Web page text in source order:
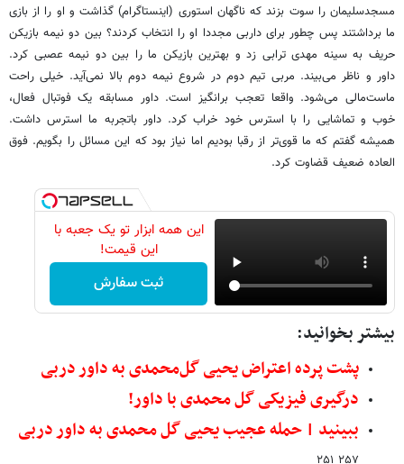
مسجدسلیمان را سوت بزند که ناگهان استوری (اینستاگرام) گذاشت و او را از بازی
ما برداشتند پس چطور برای داربی مجددا او را انتخاب کردند؟ بین دو نیمه بازیکن
حریف به سینه مهدی ترابی زد و بهترین بازیکن ما را بین دو نیمه عصبی کرد.
داور و ناظر می‌بیند. مربی تیم دوم در شروع نیمه دوم بالا نمی‌آید. خیلی راحت
ماست‌مالی می‌شود. واقعا تعجب برانگیز است. داور مسابقه یک فوتبال فعال،
خوب و تماشایی را با استرس خود خراب کرد. داور باتجربه ما استرس داشت.
همیشه گفتم که ما قوی‌تر از رقبا بودیم اما نیاز بود که این مسائل را بگویم. فوق
العاده ضعیف قضاوت کرد.
این همه ابزار تو یک جعبه با
این قیمت!
ثبت سفارش
بیشتر بخوانید:
پشت پرده اعتراض یحیی گل‌محمدی به داور دربی
درگیری فیزیکی گل محمدی با داور!
ببینید | حمله عجیب یحیی گل محمدی به داور دربی
۲۵۷ ۲۵۱